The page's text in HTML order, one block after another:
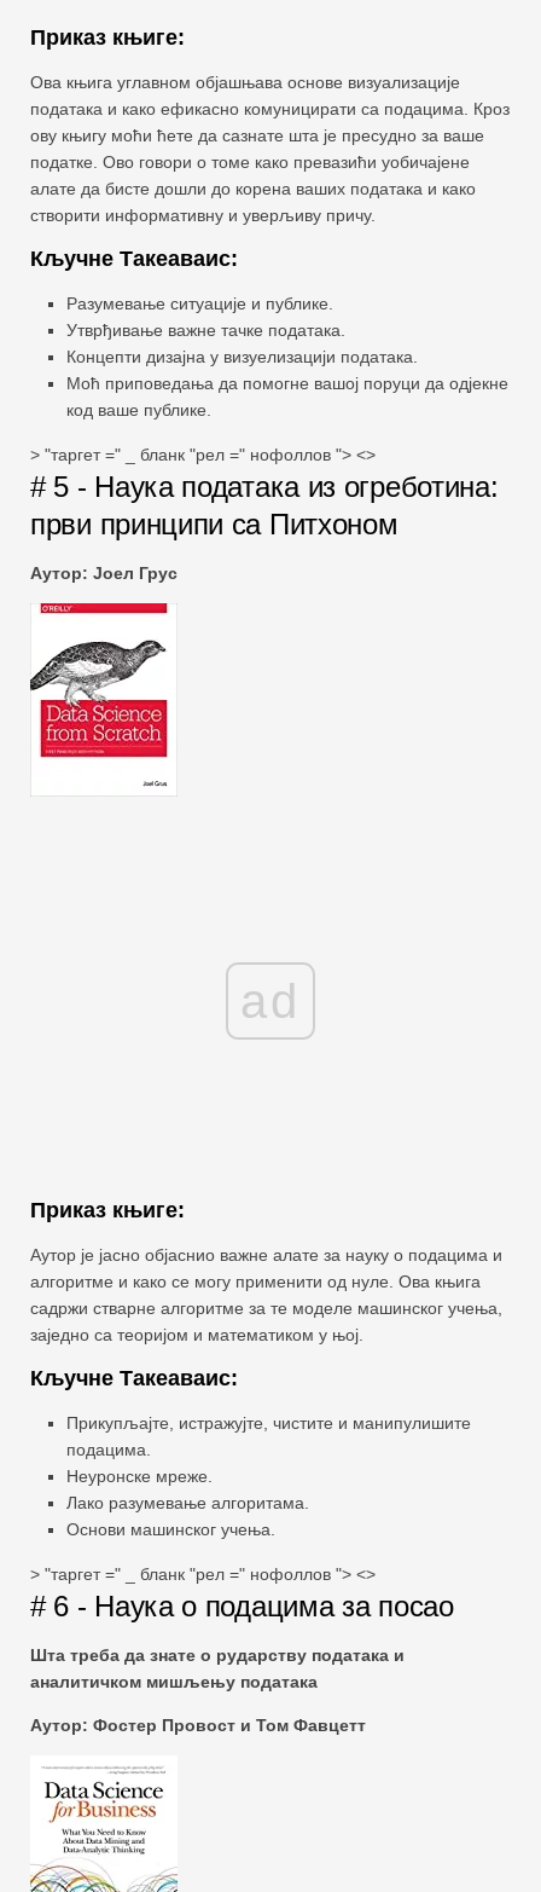
Приказ књиге:
Ова књига углавном објашњава основе визуализације
података и како ефикасно комуницирати са подацима. Кроз
ову књигу моћи ћете да сазнате шта је пресудно за ваше
податке. Ово говори о томе како превазићи уобичајене
алате да бисте дошли до корена ваших података и како
створити информативну и уверљиву причу.
Кључне Такеаваис:
Разумевање ситуације и публике.
Утврђивање важне тачке података.
Концепти дизајна у визуелизацији података.
Моћ приповедања да помогне вашој поруци да одјекне
код ваше публике.
> "таргет =" _ бланк "рел =" нофоллов "> <>
# 5 - Наука података из огреботина:
први принципи са Питхоном
Аутор: Јоел Грус
ad
Приказ књиге:
Аутор је јасно објаснио важне алате за науку о подацима и
алгоритме и како се могу применити од нуле. Ова књига
садржи стварне алгоритме за те моделе машинског учења,
заједно са теоријом и математиком у њој.
Кључне Такеаваис:
Прикупљајте, истражујте, чистите и манипулишите
подацима.
Неуронске мреже.
Лако разумевање алгоритама.
Основи машинског учења.
> "таргет =" _ бланк "рел =" нофоллов "> <>
# 6 - Наука о подацима за посао
Шта треба да знате о рударству података и
аналитичком мишљењу података
Аутор: Фостер Провост и Том Фавцетт